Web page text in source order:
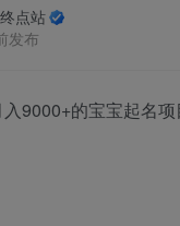
点站
发布
9000+的宝宝起名